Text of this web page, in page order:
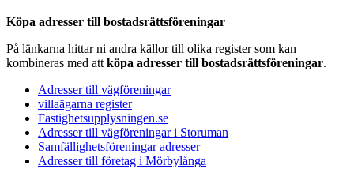
Köpa adresser till bostadsrättsföreningar
På länkarna hittar ni andra källor till olika register som kan
kombineras med att köpa adresser till bostadsrättsföreningar.
Adresser till vägföreningar
villaägarna register
Fastighetsupplysningen.se
Adresser till vägföreningar i Storuman
Samfällighetsföreningar adresser
Adresser till företag i Mörbylånga